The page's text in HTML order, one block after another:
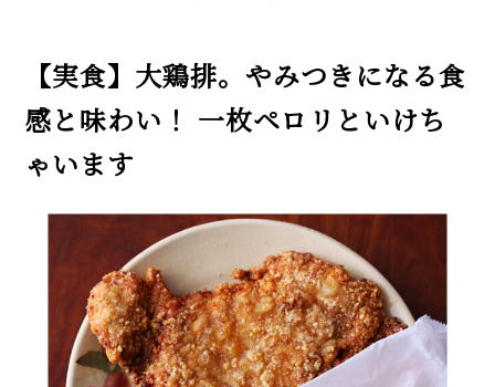
【実食】大鶏排。やみつきになる食
感と味わい！ 一枚ペロリといけち
ゃいます